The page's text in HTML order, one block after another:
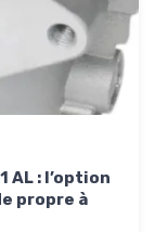
AL : l’option
propre à